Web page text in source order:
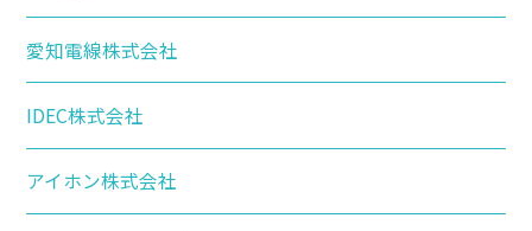
愛知電線株式会社
IDEC株式会社
アイホン株式会社